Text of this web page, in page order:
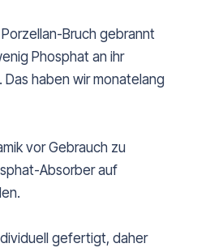
Bruch gebrannt
Phosphat an ihr
haben wir monatelang
vor Gebrauch zu
Absorber auf
gefertigt, daher